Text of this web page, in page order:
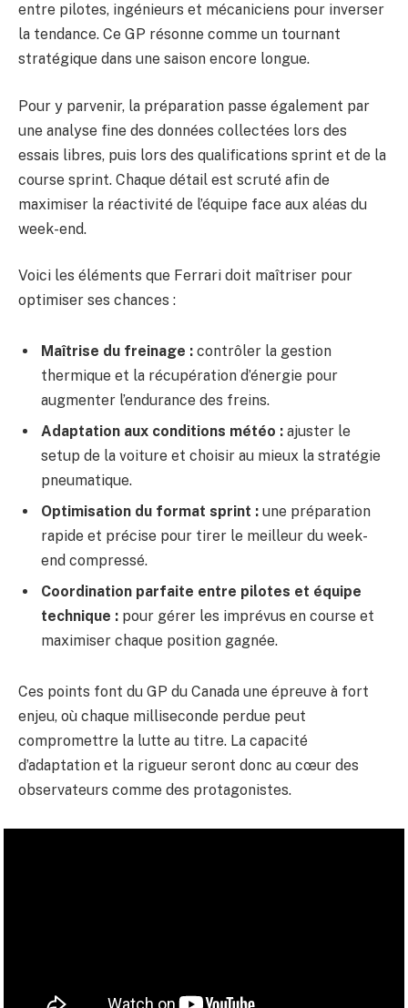
entre pilotes, ingénieurs et mécaniciens pour inverser
la tendance. Ce GP résonne comme un tournant
stratégique dans une saison encore longue.
Pour y parvenir, la préparation passe également par
une analyse fine des données collectées lors des
essais libres, puis lors des qualifications sprint et de la
course sprint. Chaque détail est scruté afin de
maximiser la réactivité de l’équipe face aux aléas du
week-end.
Voici les éléments que Ferrari doit maîtriser pour
optimiser ses chances :
Maîtrise du freinage : contrôler la gestion
thermique et la récupération d’énergie pour
augmenter l’endurance des freins.
Adaptation aux conditions météo : ajuster le
setup de la voiture et choisir au mieux la stratégie
pneumatique.
Optimisation du format sprint : une préparation
rapide et précise pour tirer le meilleur du week-
end compressé.
Coordination parfaite entre pilotes et équipe
technique : pour gérer les imprévus en course et
maximiser chaque position gagnée.
Ces points font du GP du Canada une épreuve à fort
enjeu, où chaque milliseconde perdue peut
compromettre la lutte au titre. La capacité
d’adaptation et la rigueur seront donc au cœur des
observateurs comme des protagonistes.